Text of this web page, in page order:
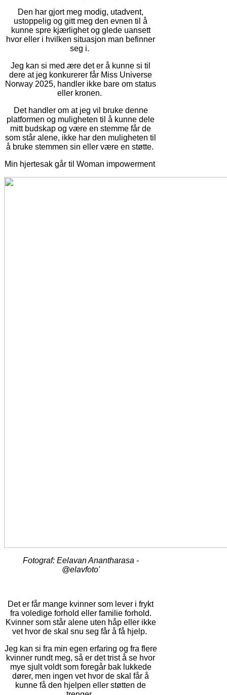
Den har gjort meg modig, utadvent,
ustoppelig og gitt meg den evnen til å
kunne spre kjærlighet og glede uansett
hvor eller i hvilken situasjon man befinner
seg i.
Jeg kan si med ære det er å kunne si til
dere at jeg konkurerer får Miss Universe
Norway 2025, handler ikke bare om status
eller kronen.
Det handler om at jeg vil bruke denne
platformen og muligheten til å kunne dele
mitt budskap og være en stemme får de
som står alene, ikke har den muligheten til
å bruke stemmen sin eller være en støtte.
Min hjertesak går til Woman impowerment
Fotograf: Eelavan Anantharasa -
@elavfoto'
Det er får mange kvinner som lever i frykt
fra voledige forhold eller familie forhold.
Kvinner som står alene uten håp eller ikke
vet hvor de skal snu seg får å få hjelp.
Jeg kan si fra min egen erfaring og fra flere
kvinner rundt meg, så er det trist å se hvor
mye sjult voldt som foregår bak lukkede
dører, men ingen vet hvor de skal får å
kunne få den hjelpen eller støtten de